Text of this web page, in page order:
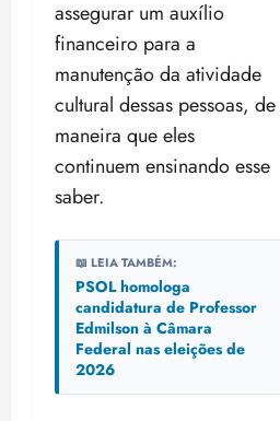
assegurar um auxílio
financeiro para a
manutenção da atividade
cultural dessas pessoas, de
maneira que eles
continuem ensinando esse
saber.
📖 LEIA TAMBÉM:
PSOL homologa
candidatura de Professor
Edmilson à Câmara
Federal nas eleições de
2026